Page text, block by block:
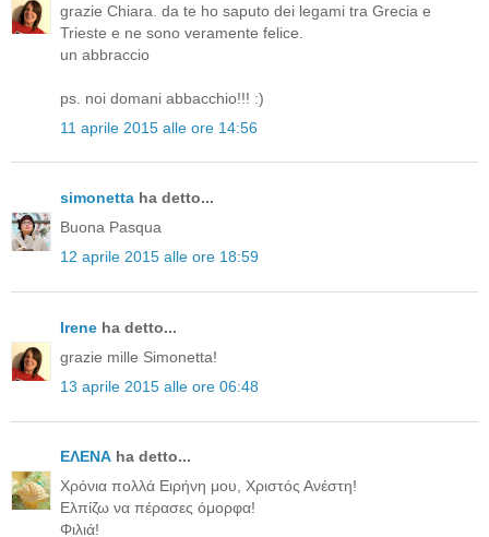
grazie Chiara. da te ho saputo dei legami tra Grecia e
Trieste e ne sono veramente felice.
un abbraccio
ps. noi domani abbacchio!!! :)
11 aprile 2015 alle ore 14:56
simonetta ha detto...
Buona Pasqua
12 aprile 2015 alle ore 18:59
Irene ha detto...
grazie mille Simonetta!
13 aprile 2015 alle ore 06:48
ΕΛΕΝΑ ha detto...
Χρόνια πολλά Ειρήνη μου, Χριστός Ανέστη!
Ελπίζω να πέρασες όμορφα!
Φιλιά!